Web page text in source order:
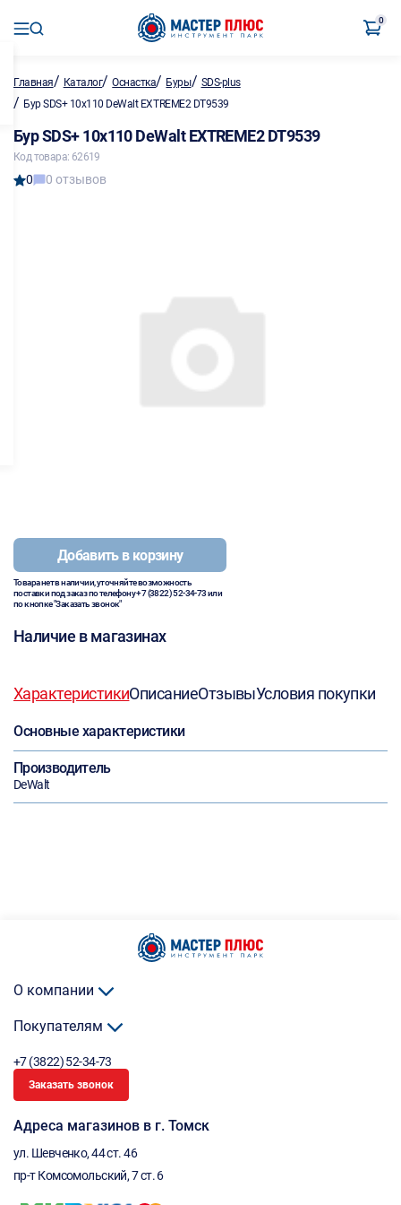
0
Главная/ Каталог/Оснастка/ Буры/ SDS-plus
/ Бур SDS+ 10х110 DeWalt EXTREME2 DT9539
Бур SDS+ 10х110 DeWalt EXTREME2 DT9539
Код товара: 62619
0 0 отзывов
Добавить в корзину
Товара нет в наличии, уточняйте возможность
поставки под заказ по телефону+7 (3822) 52-34-73или
по кнопке "Заказать звонок"
Наличие в магазинах
ХарактеристикиОписаниеОтзывыУсловия покупки
Основные характеристики
Производитель
DeWalt
О компании
Покупателям
+7 (3822) 52-34-73
Заказать звонок
Адреса магазинов в г. Томск
ул. Шевченко, 44 ст. 46
пр-т Комсомольский, 7 ст. 6